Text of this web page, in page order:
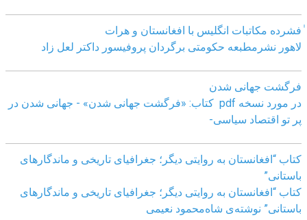
ٰفشرده مکاتبات انگلیس با افغانستان و هرات
لاهور نشرمطبعه حکومتی برگردان پروفیسور داکتر لعل زاد
فرگشت جهانی شدن
در مورد نسخه pdf کتاب: «فرگشت جهانی شدن» - جهانی شدن در
پر تو اقتصاد سیاسی-
کتاب “افغانستان به روایتی دیگر؛ جغرافیای تاریخی و ماندگارهای
باستانی”
کتاب “افغانستان به روایتی دیگر؛ جغرافیای تاریخی و ماندگارهای
باستانی” نوشته‌ی شاه‌محمود نعیمی